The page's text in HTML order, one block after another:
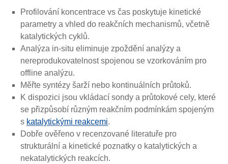
Profilování koncentrace vs čas poskytuje kinetické
parametry a vhled do reakčních mechanismů, včetně
katalytických cyklů.
Analýza in-situ eliminuje zpoždění analýzy a
nereprodukovatelnost spojenou se vzorkováním pro
offline analýzu.
Měřte syntézy šarží nebo kontinuálních průtoků.
K dispozici jsou vkládací sondy a průtokové cely, které
se přizpůsobí různým reakčním podmínkám spojeným
s katalytickými reakcemi.
Dobře ověřeno v recenzované literatuře pro
strukturální a kinetické poznatky o katalytických a
nekatalytických reakcích.